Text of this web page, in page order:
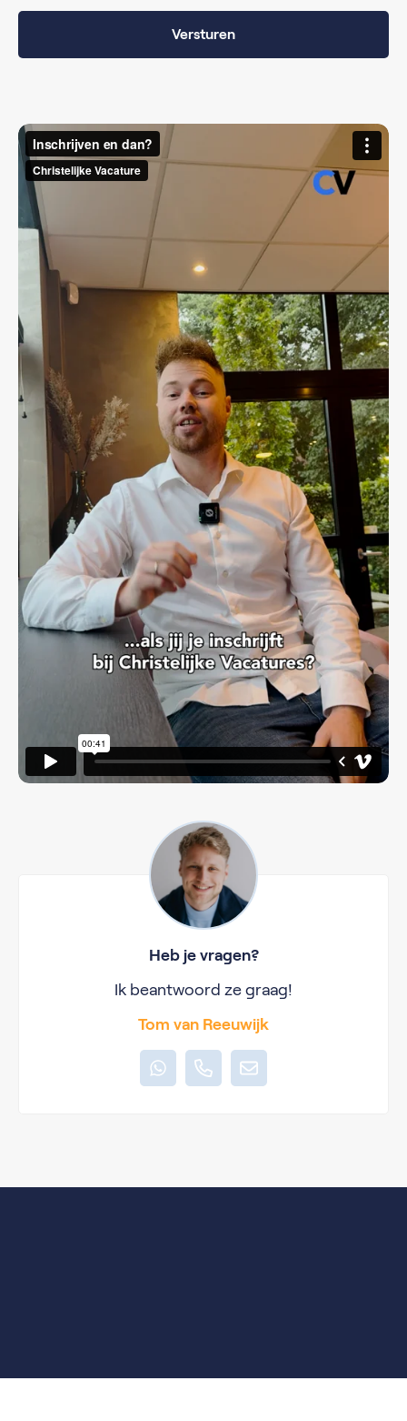
Versturen
Heb je vragen?
Ik beantwoord ze graag!
Tom van Reeuwijk